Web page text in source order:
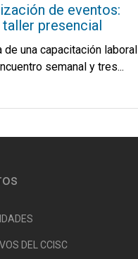
de eventos:
presencial
de una capacitación laboral
semanal y tres...
DEL CCISC